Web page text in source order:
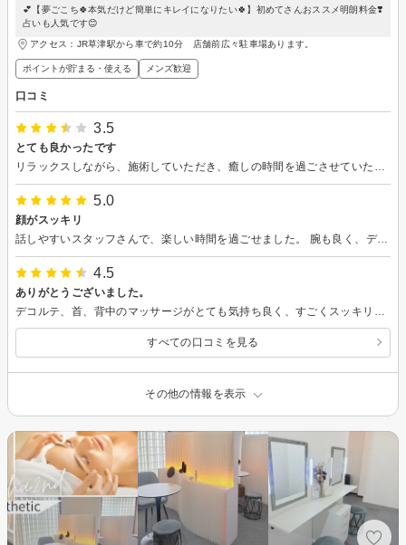
💕【夢ごこち🍀本気だけど簡単にキレイになりたい🍀】初めてさんおススメ明朗料金❣️
占いも人気です😊
アクセス：JR草津駅から車で約10分 店舗前広々駐車場あります。
ポイントが貯まる・使える メンズ歓迎
口コミ
3.5
とても良かったです
5.0
顔がスッキリ
話しやすいスタッフさんで、楽しい時間を過ごせました。 腕も良く、デコルテや肩周りなどリンパを流していただきスッキリしました。 今後通いたいと思います。
4.5
ありがとうございました。
すべての口コミを見る
その他の情報を表示